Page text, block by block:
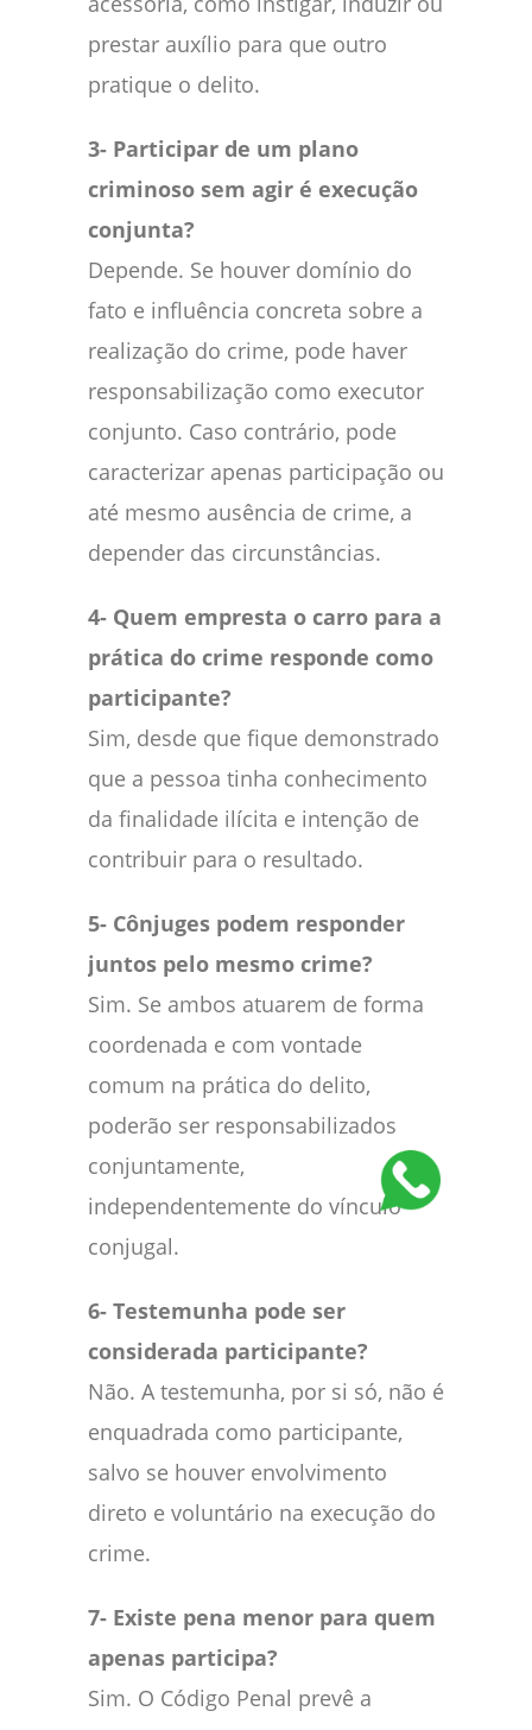
prestar auxílio para que outro
pratique o delito.
3- Participar de um plano
criminoso sem agir é execução
conjunta?
Depende. Se houver domínio do
fato e influência concreta sobre a
realização do crime, pode haver
responsabilização como executor
conjunto. Caso contrário, pode
caracterizar apenas participação ou
até mesmo ausência de crime, a
depender das circunstâncias.
4- Quem empresta o carro para a
prática do crime responde como
participante?
Sim, desde que fique demonstrado
que a pessoa tinha conhecimento
da finalidade ilícita e intenção de
contribuir para o resultado.
5- Cônjuges podem responder
juntos pelo mesmo crime?
Sim. Se ambos atuarem de forma
coordenada e com vontade
comum na prática do delito,
poderão ser responsabilizados
conjuntamente,
independentemente do vínculo
conjugal.
6- Testemunha pode ser
considerada participante?
Não. A testemunha, por si só, não é
enquadrada como participante,
salvo se houver envolvimento
direto e voluntário na execução do
crime.
7- Existe pena menor para quem
apenas participa?
Sim. O Código Penal prevê a